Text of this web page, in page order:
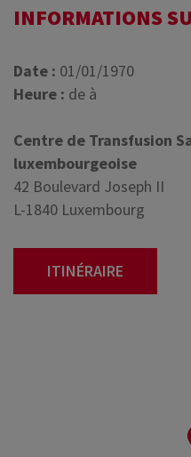
INFORMATIONS
Date : 01/01/1970
Heure : de à
Centre de Transfusion
luxembourgeoise
42 Boulevard Joseph II
L-1840 Luxembourg
ITINÉRAIRE